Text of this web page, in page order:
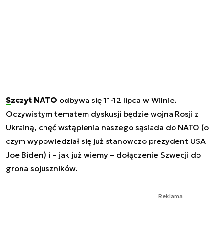
Szczyt NATO odbywa się 11-12 lipca w Wilnie.
Oczywistym tematem dyskusji będzie wojna Rosji z
Ukrainą, chęć wstąpienia naszego sąsiada do NATO (o
czym wypowiedział się już stanowczo prezydent USA
Joe Biden) i – jak już wiemy – dołączenie Szwecji do
grona sojuszników.
Reklama